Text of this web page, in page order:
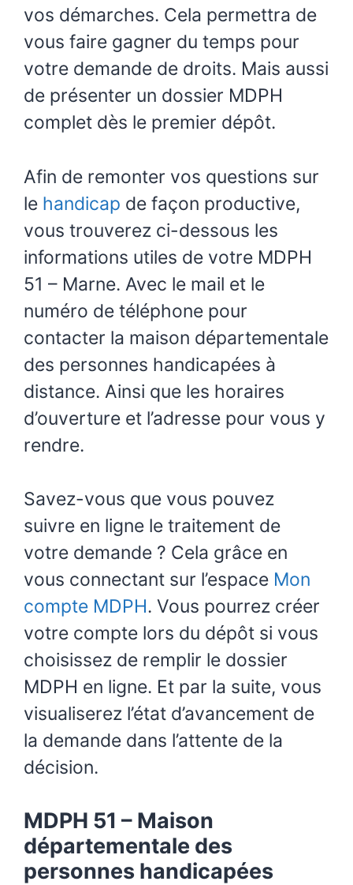
vos démarches. Cela permettra de
vous faire gagner du temps pour
votre demande de droits. Mais aussi
de présenter un dossier MDPH
complet dès le premier dépôt.
Afin de remonter vos questions sur
le handicap de façon productive,
vous trouverez ci-dessous les
informations utiles de votre MDPH
51 – Marne. Avec le mail et le
numéro de téléphone pour
contacter la maison départementale
des personnes handicapées à
distance. Ainsi que les horaires
d’ouverture et l’adresse pour vous y
rendre.
Savez-vous que vous pouvez
suivre en ligne le traitement de
votre demande ? Cela grâce en
vous connectant sur l’espace Mon
compte MDPH. Vous pourrez créer
votre compte lors du dépôt si vous
choisissez de remplir le dossier
MDPH en ligne. Et par la suite, vous
visualiserez l’état d’avancement de
la demande dans l’attente de la
décision.
MDPH 51 – Maison
départementale des
personnes handicapées